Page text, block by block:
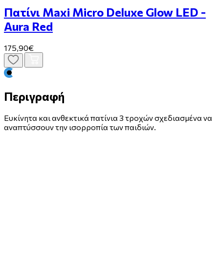
Πατίνι Maxi Micro Deluxe Glow LED -
Aura Red
175,90€
Περιγραφή
Ευκίνητα και ανθεκτικά πατίνια 3 τροχών σχεδιασμένα να
αναπτύσσουν την ισορροπία των παιδιών.